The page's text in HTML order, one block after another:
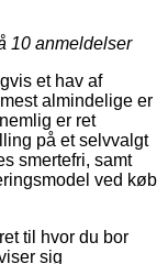
10 anmeldelser
et hav af
almindelige er
er ret
på et selvvalgt
smertefri, samt
ved køb
til hvor du bor
sig